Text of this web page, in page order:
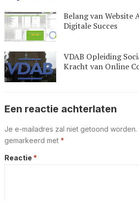
Belang van Website
Digitale Succes
VDAB Opleiding
Kracht van Online
Een reactie achterlaten
Je e-mailadres zal niet getoond worden.
gemarkeerd met *
Reactie *